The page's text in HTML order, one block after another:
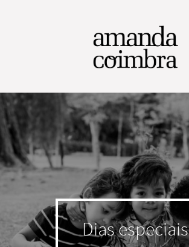
Dias especiais